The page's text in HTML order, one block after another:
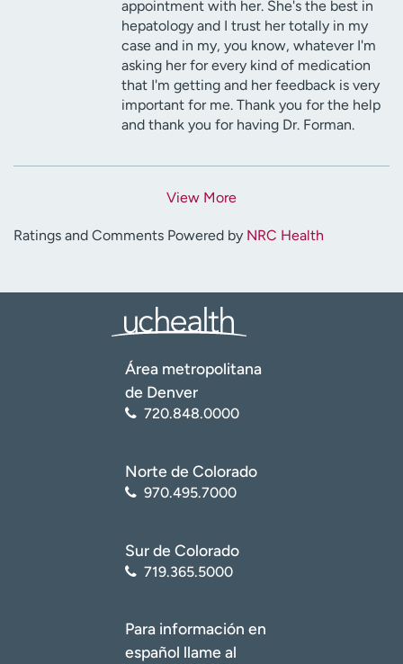
appointment with her. She's the best in
hepatology and I trust her totally in my
case and in my, you know, whatever I'm
asking her for every kind of medication
that I'm getting and her feedback is very
important for me. Thank you for the help
and thank you for having Dr. Forman.
View More
Ratings and Comments Powered by NRC Health
Área metropolitana
de Denver
720.848.0000
Norte de Colorado
970.495.7000
Sur de Colorado
719.365.5000
Para información en
español llame al